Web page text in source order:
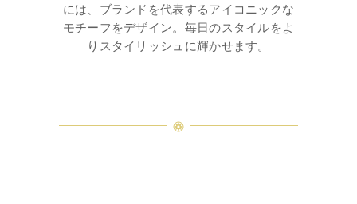
には、ブランドを代表するアイコニックな
モチーフをデザイン。毎日のスタイルをよ
りスタイリッシュに輝かせます。